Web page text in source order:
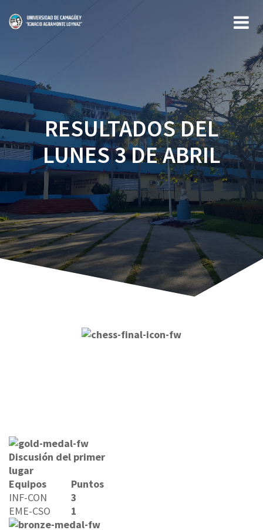
Saltar
RESULTADOS DEL
LUNES 3 DE ABRIL
Discusión del primer
lugar
Equipos
Puntos
INF-CON
3
EME-CSO
1